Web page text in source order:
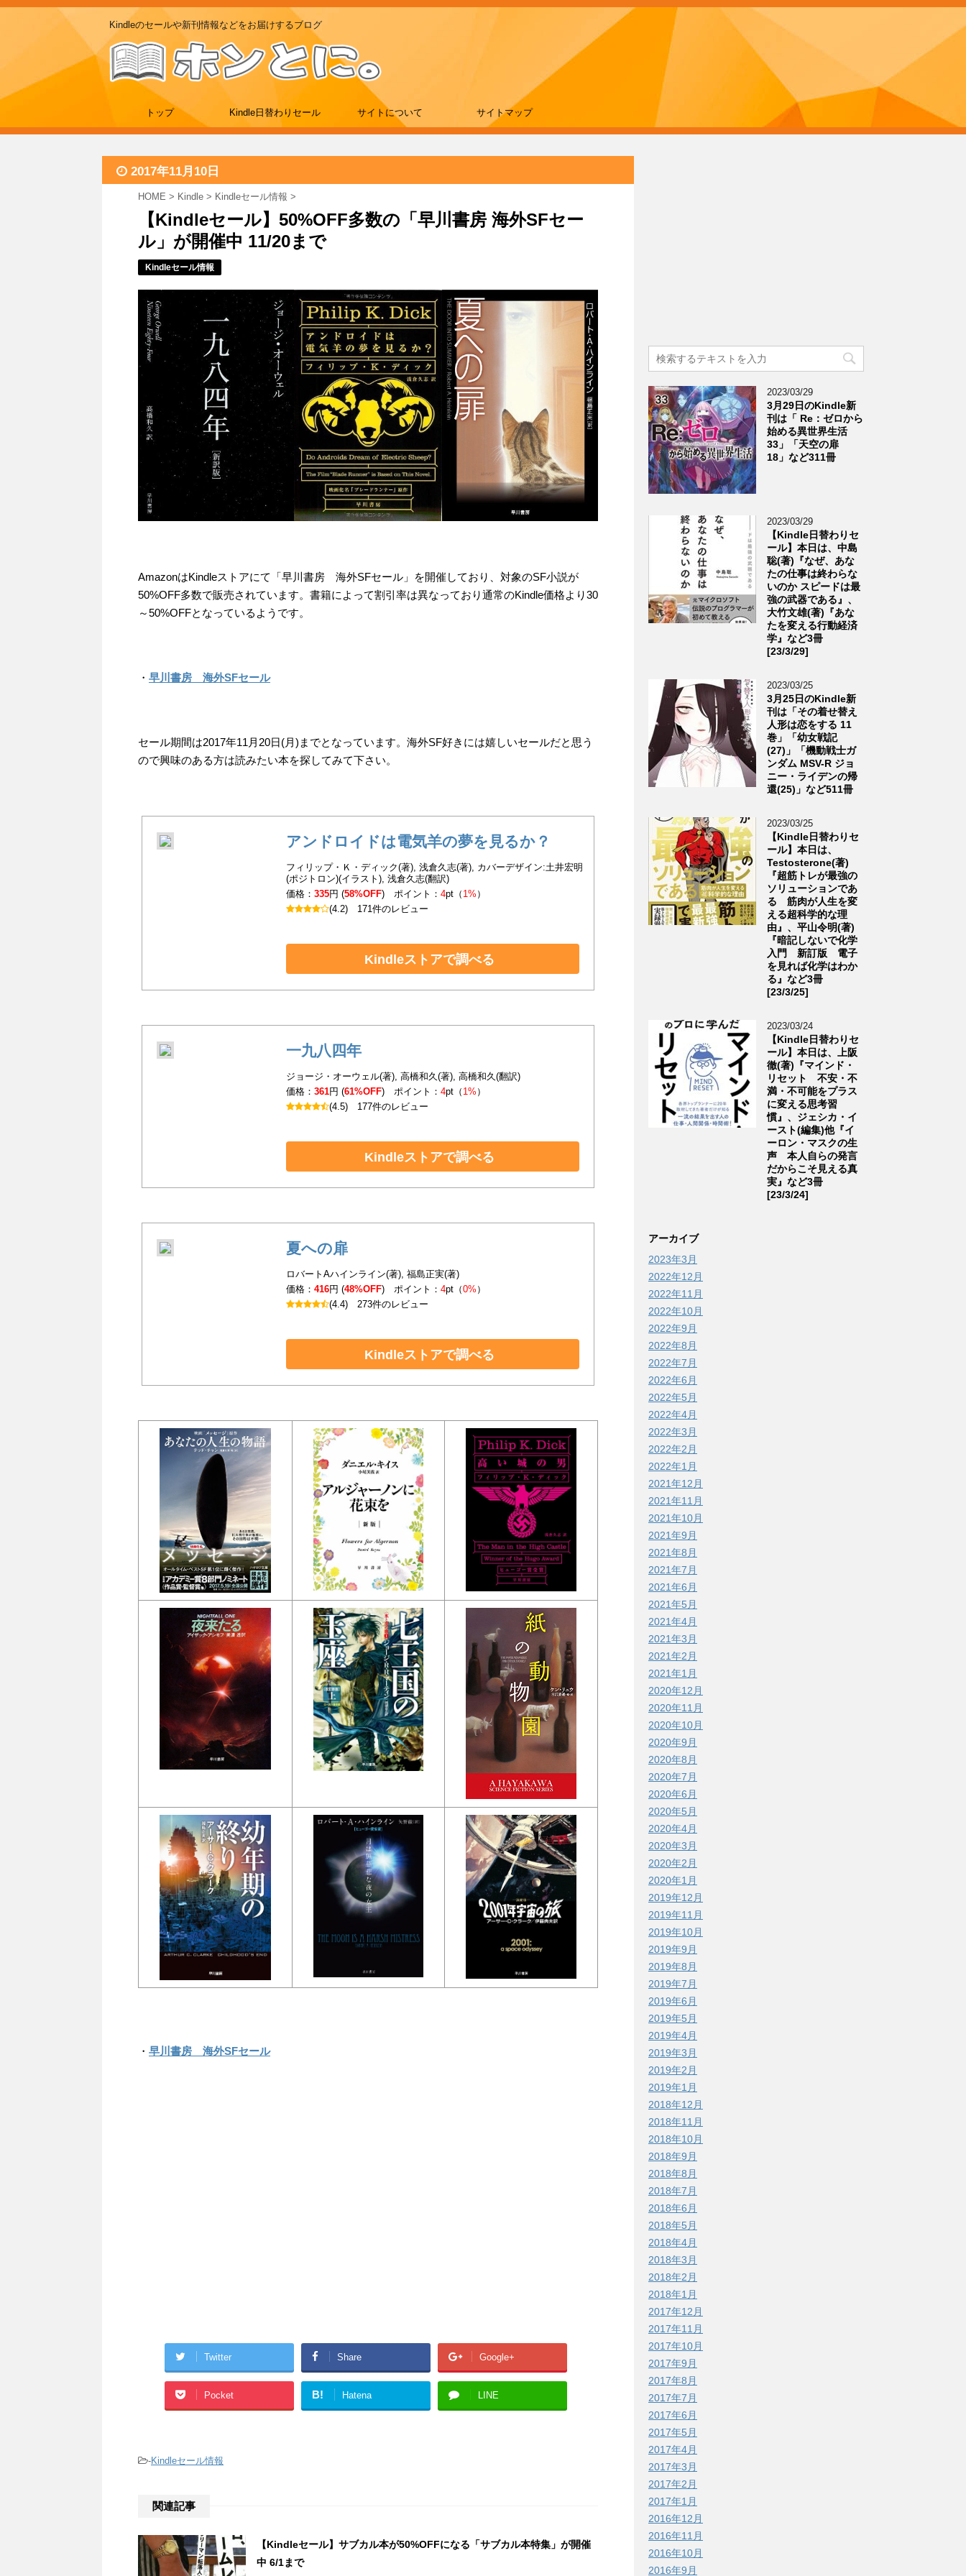
Kindleのセールや新刊情報などをお届けするブログ
トップ Kindle日替わりセール サイトについて サイトマップ
2017年11月10日
HOME > Kindle > Kindleセール情報 >
【Kindleセール】50%OFF多数の「早川書房 海外SFセー
ル」が開催中 11/20まで
Kindleセール情報
AmazonはKindleストアにて「早川書房 海外SFセール」を開催しており、対象のSF小説が
50%OFF多数で販売されています。書籍によって割引率は異なっており通常のKindle価格より30
～50%OFFとなっているようです。
・ 早川書房 海外SFセール
セール期間は2017年11月20日(月)までとなっています。海外SF好きには嬉しいセールだと思う
ので興味のある方は読みたい本を探してみて下さい。
アンドロイドは電気羊の夢を見るか？
フィリップ・Ｋ・ディック(著), 浅倉久志(著), カバーデザイン:土井宏明
(ポジトロン)(イラスト), 浅倉久志(翻訳)
価格：335円 (58%OFF) ポイント：4pt（ 1% ）
(4.2) 171件のレビュー
Kindleストアで調べる
一九八四年
ジョージ・オーウェル(著), 高橋和久(著), 高橋和久(翻訳)
価格：361円 (61%OFF) ポイント：4pt（ 1% ）
(4.5) 177件のレビュー
Kindleストアで調べる
夏への扉
ロバートAハインライン(著), 福島正実(著)
価格：416円 (48%OFF) ポイント：4pt（0% ）
(4.4) 273件のレビュー
Kindleストアで調べる
・ 早川書房 海外SFセール
Twitter Share Google+
Pocket B! Hatena LINE
-Kindleセール情報
関連記事
【Kindleセール】サブカル本が50%OFFになる「サブカル本特集」が開催
中 6/1まで
2023/03/29
3月29日のKindle新
刊は「 Re：ゼロから
始める異世界生活
33」「天空の扉
18」など311冊
2023/03/29
【Kindle日替わりセ
ール】本日は、中島
聡(著)『なぜ、あな
たの仕事は終わらな
いのか スピードは最
強の武器である』、
大竹文雄(著)『あな
たを変える行動経済
学』など3冊
[23/3/29]
2023/03/25
3月25日のKindle新
刊は「その着せ替え
人形は恋をする 11
巻」「幼女戦記
(27)」「機動戦士ガ
ンダム MSV-R ジョ
ニー・ライデンの帰
還(25)」など511冊
2023/03/25
【Kindle日替わりセ
ール】本日は、
Testosterone(著)
『超筋トレが最強の
ソリューションであ
る 筋肉が人生を変
える超科学的な理
由』、平山令明(著)
『暗記しないで化学
入門 新訂版 電子
を見れば化学はわか
る』など3冊
[23/3/25]
2023/03/24
【Kindle日替わりセ
ール】本日は、上阪
徹(著)『マインド・
リセット 不安・不
満・不可能をプラス
に変える思考習
慣』、ジェシカ・イ
ースト(編集)他『イ
ーロン・マスクの生
声 本人自らの発言
だからこそ見える真
実』など3冊
[23/3/24]
アーカイブ
2023年3月
2022年12月
2022年11月
2022年10月
2022年9月
2022年8月
2022年7月
2022年6月
2022年5月
2022年4月
2022年3月
2022年2月
2022年1月
2021年12月
2021年11月
2021年10月
2021年9月
2021年8月
2021年7月
2021年6月
2021年5月
2021年4月
2021年3月
2021年2月
2021年1月
2020年12月
2020年11月
2020年10月
2020年9月
2020年8月
2020年7月
2020年6月
2020年5月
2020年4月
2020年3月
2020年2月
2020年1月
2019年12月
2019年11月
2019年10月
2019年9月
2019年8月
2019年7月
2019年6月
2019年5月
2019年4月
2019年3月
2019年2月
2019年1月
2018年12月
2018年11月
2018年10月
2018年9月
2018年8月
2018年7月
2018年6月
2018年5月
2018年4月
2018年3月
2018年2月
2018年1月
2017年12月
2017年11月
2017年10月
2017年9月
2017年8月
2017年7月
2017年6月
2017年5月
2017年4月
2017年3月
2017年2月
2017年1月
2016年12月
2016年11月
2016年10月
2016年9月